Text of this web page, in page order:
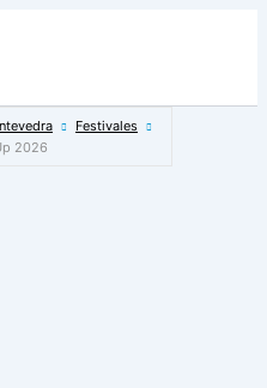
Festivales
2026